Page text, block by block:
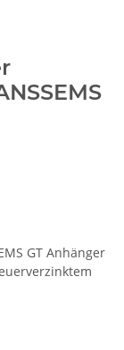
GT Anhänger